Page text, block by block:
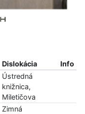
Dislokácia
Info
Ústredná
knižnica,
Miletičova
Zimná